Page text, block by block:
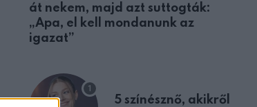
át nekem, majd azt suttogták:
„Apa, el kell mondanunk az
igazat”
5 színésznő, akikről